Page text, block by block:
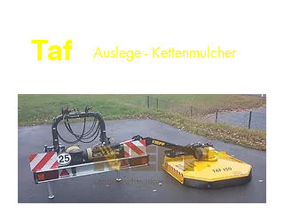
Taf Auslege - Kettenmulcher